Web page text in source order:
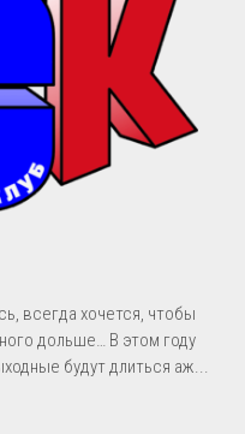
всегда хочется, чтобы
дольше… В этом году
будут длиться аж...